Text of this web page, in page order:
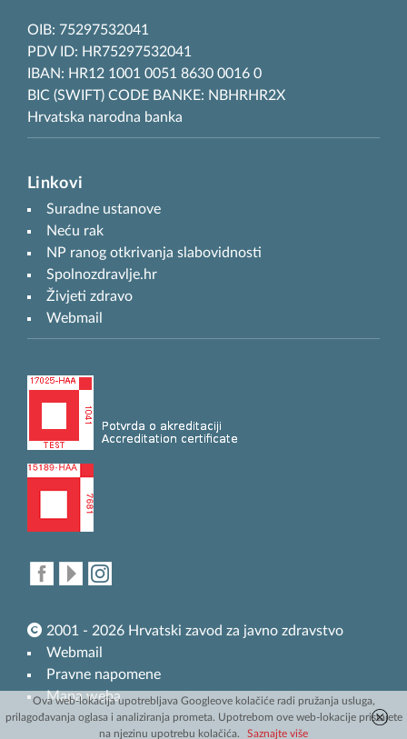
OIB: 75297532041
PDV ID: HR75297532041
IBAN: HR12 1001 0051 8630 0016 0
BIC (SWIFT) CODE BANKE: NBHRHR2X
Hrvatska narodna banka
Linkovi
Suradne ustanove
Neću rak
NP ranog otkrivanja slabovidnosti
Spolnozdravlje.hr
Živjeti zdravo
Webmail
2001 - 2026 Hrvatski zavod za javno zdravstvo
Webmail
Pravne napomene
Mapa weba
Ova web-lokacija upotrebljava Googleove kolačiće radi pružanja usluga,
prilagođavanja oglasa i analiziranja prometa. Upotrebom ove web-lokacije pristajete
na njezinu upotrebu kolačića.
Saznajte više